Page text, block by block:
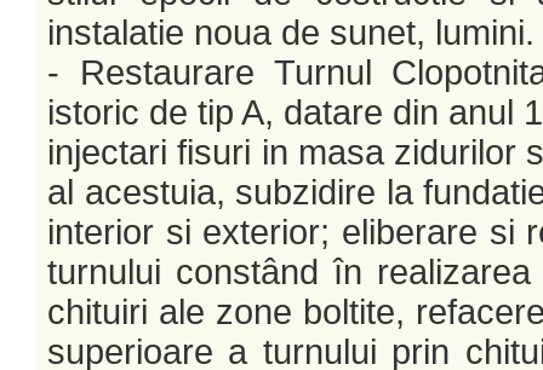
instalatie noua de sunet, lumini.
- Restaurare Turnul
istoric de tip A, datare din anul
injectari fisuri in masa zidurilor
al acestuia, subzidire la
interior si exterior; eliberare si
turnului constând în
chituiri ale zone boltite,
superioare a turnului prin